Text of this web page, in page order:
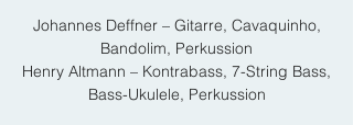
Johannes Deffner – Gitarre, Cavaquinho,
Bandolim, Perkussion
Henry Altmann – Kontrabass, 7-String Bass,